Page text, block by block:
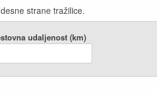
strane tražilice.
udaljenost (km)